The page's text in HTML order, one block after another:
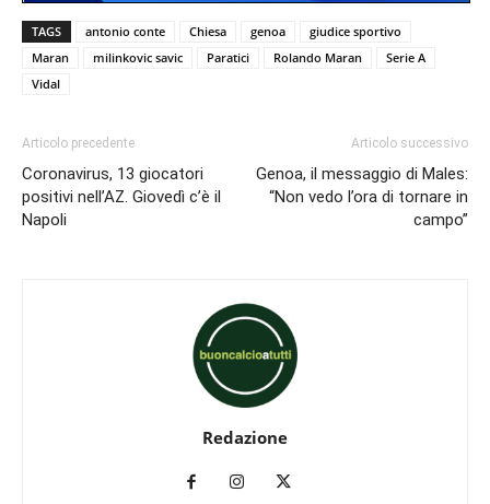
TAGS antonio conte Chiesa genoa
giudice sportivo
Maran
milinkovic savic Paratici Rolando Maran
Serie A
Vidal
Articolo precedente
Coronavirus, 13 giocatori
positivi nell’AZ. Giovedì c’è il
Napoli
Articolo successivo
Genoa, il messaggio di Males:
“Non vedo l’ora di tornare in
campo”
Redazione